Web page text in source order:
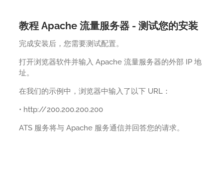
教程 Apache 流量服务器 - 测试您的安装
完成安装后，您需要测试配置。
打开浏览器软件并输入 Apache 流量服务器的外部 IP 地
址。
在我们的示例中，浏览器中输入了以下 URL：
• http://200.200.200.200
ATS 服务将与 Apache 服务通信并回答您的请求。